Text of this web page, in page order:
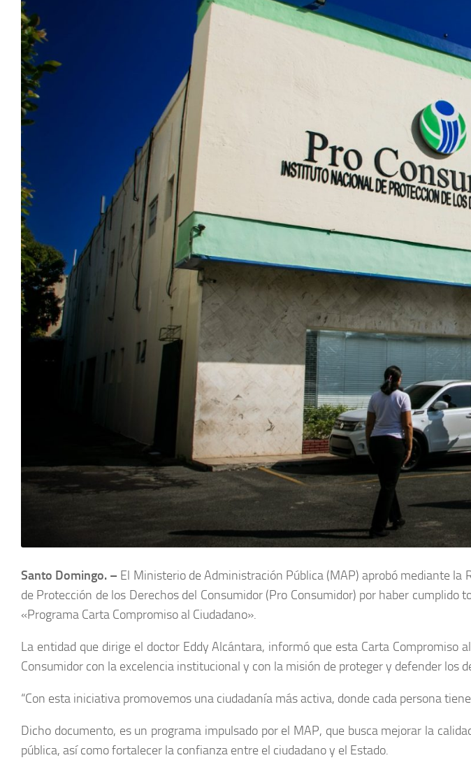
Santo Domingo. – El Ministerio de Administración Pública (MAP) aprobó mediante
de Protección de los Derechos del Consumidor (Pro Consumidor) por haber
«Programa Carta Compromiso al Ciudadano».
La entidad que dirige el doctor Eddy Alcántara, informó que esta Carta
Consumidor con la excelencia institucional y con la misión de proteger y defender los
“Con esta iniciativa promovemos una ciudadanía más activa, donde cada persona
Dicho documento, es un programa impulsado por el MAP, que busca mejorar la
pública, así como fortalecer la confianza entre el ciudadano y el Estado.